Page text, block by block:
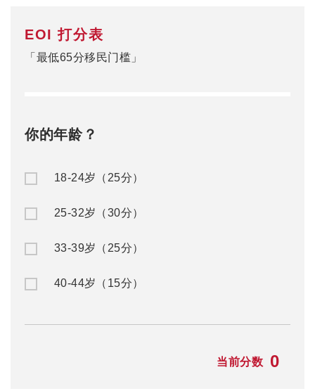
EOI 打分表
「最低65分移民门槛」
你的年龄？
18-24岁（25分）
25-32岁（30分）
33-39岁（25分）
40-44岁（15分）
当前分数 0